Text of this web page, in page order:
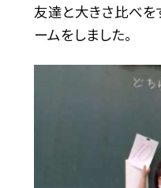
友達と大きさ比べを
ームをしました。